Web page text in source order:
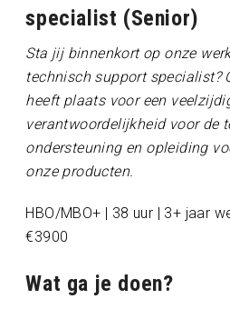
specialist (Senior)
Sta jij binnenkort op onze
technisch support specialist?
heeft plaats voor een
verantwoordelijkheid voor de
ondersteuning en opleiding
onze producten.
HBO/MBO+ | 38 uur | 3+ jaar
€3900
Wat ga je doen?